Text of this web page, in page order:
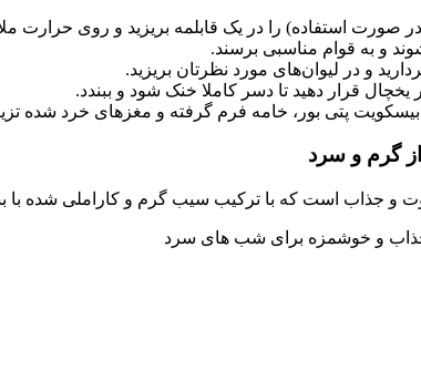
صورت استفاده) را در یک قابلمه بریزید و روی حرارت
و به قوام مناسبی برسند.
و در لیوان‌های مورد نظرتان بریزید.
قرار دهید تا دسر کاملا خنک شود و ببندد.
بیسکویت پتی بور، خامه فرم گرفته و مغزهای خرد شده
گرم و سرد
جذاب است که با ترکیب سیب گرم و کاراملی شده با